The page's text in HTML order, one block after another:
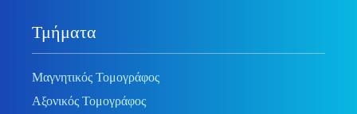
Τμήματα
Μαγνητικός Τομογράφος
Αξονικός Τομογράφος